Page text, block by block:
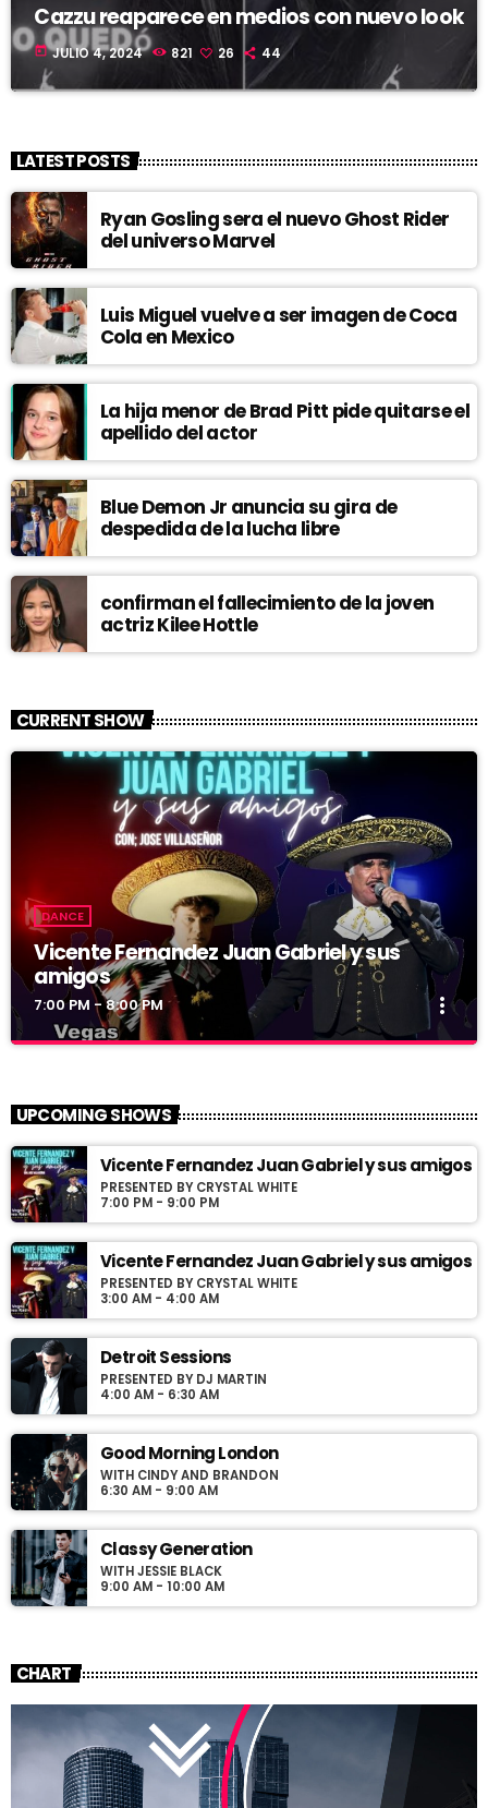
Cazzu reaparece en medios con nuevo look
today JULIO 4, 2024 821 26 44
LATEST POSTS
Ryan Gosling sera el nuevo Ghost Rider
del universo Marvel
Luis Miguel vuelve a ser imagen de Coca
Cola en Mexico
La hija menor de Brad Pitt pide quitarse el
apellido del actor
Blue Demon Jr anuncia su gira de
despedida de la lucha libre
confirman el fallecimiento de la joven
actriz Kilee Hottle
CURRENT SHOW
DANCE
Vicente Fernandez Juan Gabriel y sus
amigos
7:00 PM - 8:00 PM more_vert
Presented by Crystal White
Programa con los exitos de Vicente Fernandez y Juan Gabriel
conducido por Jose Villaseñor desde Las Vegas Nevada
UPCOMING SHOWS
Vicente Fernandez Juan Gabriel y sus amigos
PRESENTED BY CRYSTAL WHITE
7:00 PM - 9:00 PM
Vicente Fernandez Juan Gabriel y sus amigos
PRESENTED BY CRYSTAL WHITE
3:00 AM - 4:00 AM
Detroit Sessions
PRESENTED BY DJ MARTIN
4:00 AM - 6:30 AM
Good Morning London
WITH CINDY AND BRANDON
6:30 AM - 9:00 AM
Classy Generation
WITH JESSIE BLACK
9:00 AM - 10:00 AM
CHART